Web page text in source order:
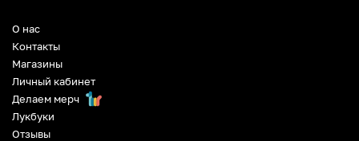
О нас
Контакты
Магазины
Личный кабинет
Делаем мерч
Лукбуки
Отзывы